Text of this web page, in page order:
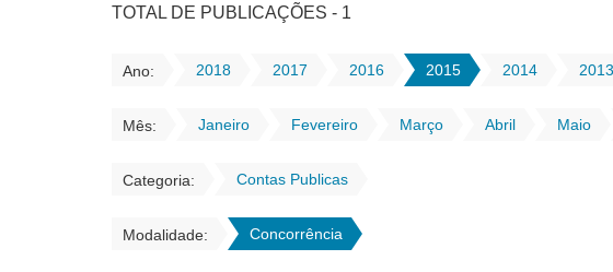
TOTAL DE PUBLICAÇÕES - 1
Ano: 2018 2017 2016 2015 2014 2013
Mês: Janeiro Fevereiro Março Abril Maio
Categoria: Contas Publicas
Modalidade: Concorrência